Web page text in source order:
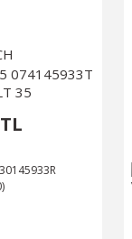
074145933T
35